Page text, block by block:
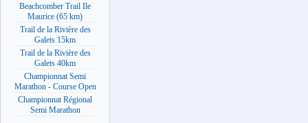
Beachcomber Trail Ile
Maurice (65 km)
Trail de la Rivière des
Galets 15km
Trail de la Rivière des
Galets 40km
Championnat Semi
Marathon - Course Open
Championnat Régional
Semi Marathon